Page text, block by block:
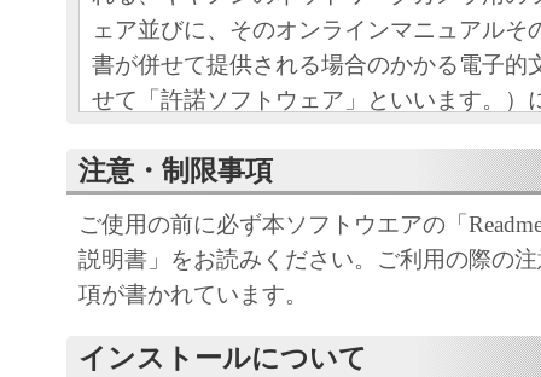
ェア並びに、そのオンラインマニュアルそ
書が併せて提供される場合のかかる電子的
せて「許諾ソフトウェア」といいます。）
間の法的な契約です。「許諾ソフトウェア
とに同意されたものとします。本契約の条
い場合は、お客様はキヤノンより「許諾ソ
使用許諾を受けることができず、「許諾ソ
使用することはできません。お客様は「許
注意・制限事項
ご使用の前に必ず本ソフトウエアの「
説明書」をお読みください。ご利用の際の
項が書かれています。
インストールについて